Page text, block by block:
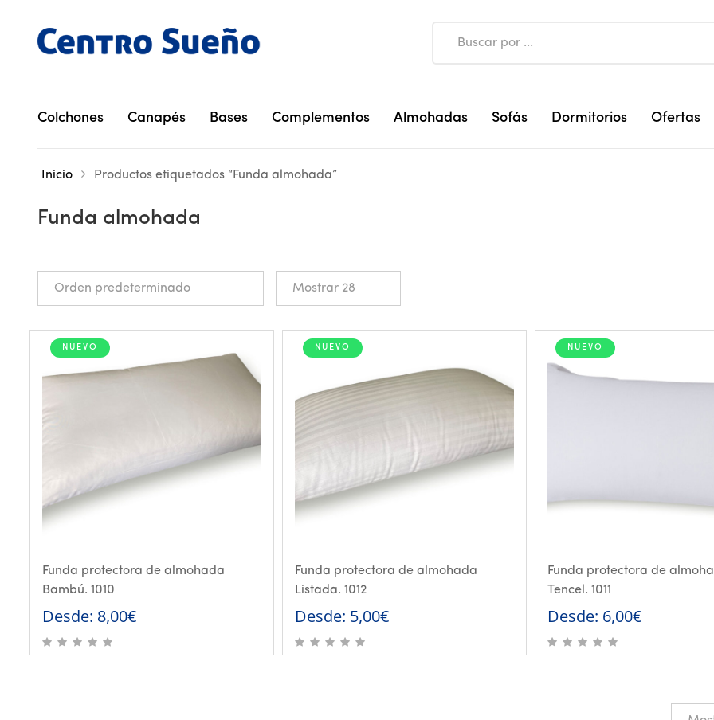
Colchones Canapés Bases Complementos Almohadas Sofás Dormitorios Ofertas
Inicio Productos etiquetados “Funda almohada”
Funda almohada
NUEVO
Funda protectora de almohada
Bambú. 1010
Desde: 8,00€
NUEVO
Funda protectora de almohada
Listada. 1012
Desde: 5,00€
NUEVO
Funda protectora de
Tencel. 1011
Desde: 6,00€